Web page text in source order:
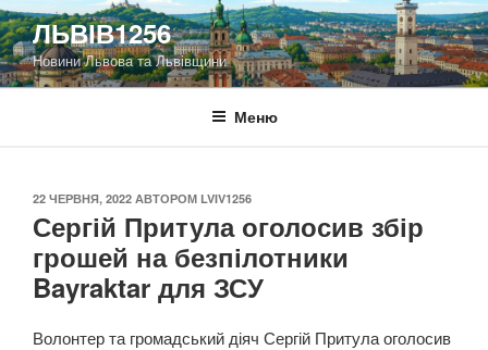
Перейти
до
вмісту
ЛЬВІВ1256
Новини Львова та Львівщини
Меню
ОПУБЛІКОВАНО
22 ЧЕРВНЯ, 2022 АВТОРОМ LVIV1256
Сергій Притула оголосив збір
грошей на безпілотники
Bayraktar для ЗСУ
Волонтер та громадський діяч Сергій Притула оголосив